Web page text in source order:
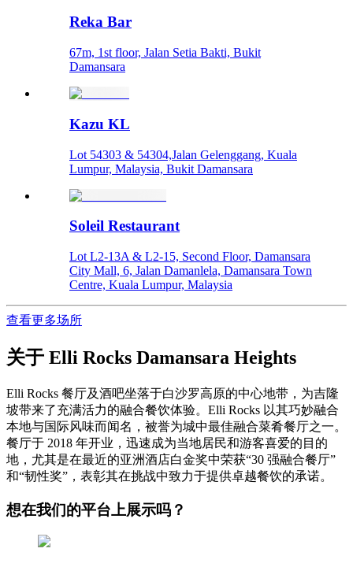
Reka Bar
67m, 1st floor, Jalan Setia Bakti, Bukit
Damansara
Kazu KL
Lot 54303 & 54304,Jalan Gelenggang, Kuala
Lumpur, Malaysia, Bukit Damansara
Soleil Restaurant
Lot L2-13A & L2-15, Second Floor, Damansara
City Mall, 6, Jalan Damanlela, Damansara Town
Centre, Kuala Lumpur, Malaysia
查看更多场所
关于 Elli Rocks Damansara Heights
Elli Rocks 餐厅及酒吧坐落于白沙罗高原的中心地带，为吉隆
坡带来了充满活力的融合餐饮体验。Elli Rocks 以其巧妙融合
本地与国际风味而闻名，被誉为城中最佳融合菜肴餐厅之一。
餐厅于 2018 年开业，迅速成为当地居民和游客喜爱的目的
地，尤其是在最近的亚洲酒店白金奖中荣获“30 强融合餐厅”
和“韧性奖”，表彰其在挑战中致力于提供卓越餐饮的承诺。
想在我们的平台上展示吗？